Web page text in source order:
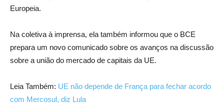
Europeia.
Na coletiva à imprensa, ela também informou que o BCE
prepara um novo comunicado sobre os avanços na discussão
sobre a união do mercado de capitais da UE.
Leia Também: UE não depende de França para fechar acordo
com Mercosul, diz Lula